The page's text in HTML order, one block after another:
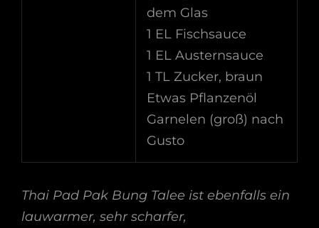
dem Glas
1 EL Fischsauce
1 EL Austernsauce
1 TL Zucker, braun
Etwas Pflanzenöl
Garnelen (groß) nach
Gusto
Thai Pad Pak Bung Talee ist ebenfalls ein
lauwarmer, sehr scharfer,